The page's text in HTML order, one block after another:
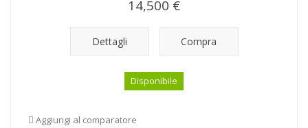
14,500 €
Dettagli Compra
Disponibile
Aggiungi al comparatore